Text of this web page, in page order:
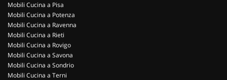
Mobili Cucina a Pisa
Mobili Cucina a Potenza
Mobili Cucina a Ravenna
Mobili Cucina a Rieti
Mobili Cucina a Rovigo
Mobili Cucina a Savona
Mobili Cucina a Sondrio
Mobili Cucina a Terni